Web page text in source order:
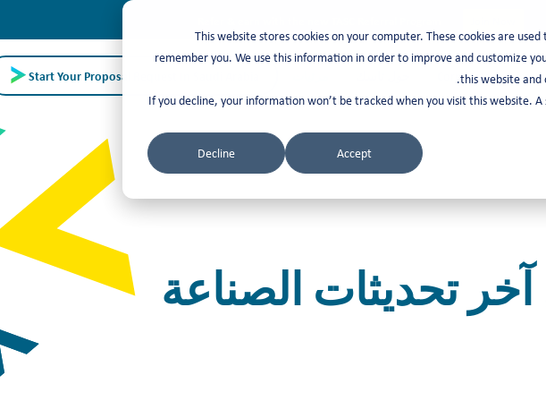
This website stores cookies on your computer. These cookies are
remember you. We use this information in order to improve and customize
this website and
If you decline, your information won’t be tracked when you visit this website.
Accept
Decline
Corporate Services
Start Your Proposal Request In Saudi Arabia
تحديثات الصناعة